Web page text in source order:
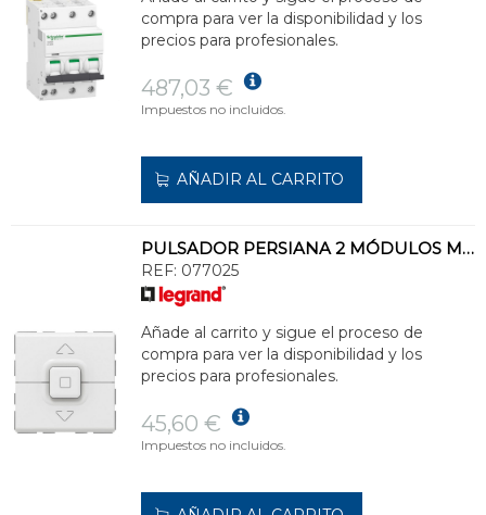
compra para ver la disponibilidad y los
precios para profesionales.
487,03 €
Impuestos no incluidos.
AÑADIR AL CARRITO
PULSADOR PERSIANA 2 MÓDULOS MOSAIC-II
REF: 077025
Añade al carrito y sigue el proceso de
compra para ver la disponibilidad y los
precios para profesionales.
45,60 €
Impuestos no incluidos.